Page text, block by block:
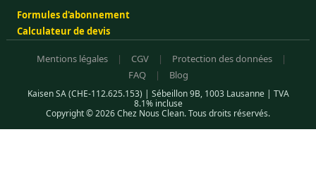
Formules d'abonnement
Calculateur de devis
Mentions légales | CGV | Protection des données
|
FAQ
| Blog
Kaisen SA (CHE-112.625.153) | Sébeillon 9B, 1003 Lausanne | TVA
8.1% incluse
Copyright © 2026 Chez Nous Clean. Tous droits réservés.